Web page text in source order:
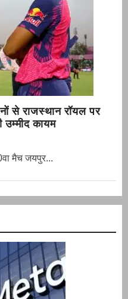
से राजस्थान रॉयल पर
कायम
मैच जयपुर...